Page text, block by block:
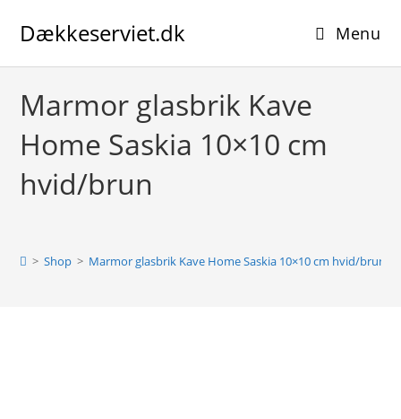
Dækkeserviet.dk Menu
Marmor glasbrik Kave
Home Saskia 10×10 cm
hvid/brun
> Shop > Marmor glasbrik Kave Home Saskia 10×10 cm hvid/brun